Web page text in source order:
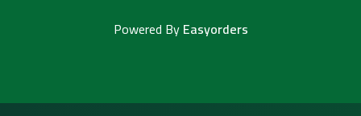
Powered ByEasyorders